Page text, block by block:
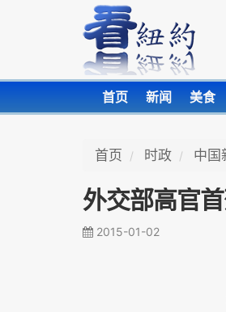
首页 新闻 美食
首页 时政 中国
外交部高官
2015-01-02